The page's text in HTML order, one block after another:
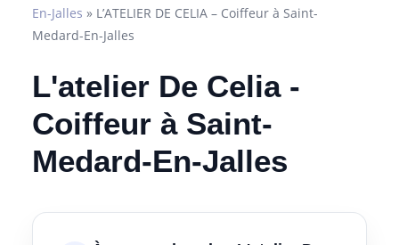
En-Jalles » L’ATELIER DE CELIA – Coiffeur à Saint-
Medard-En-Jalles
L'atelier De Celia -
Coiffeur à Saint-
Medard-En-Jalles